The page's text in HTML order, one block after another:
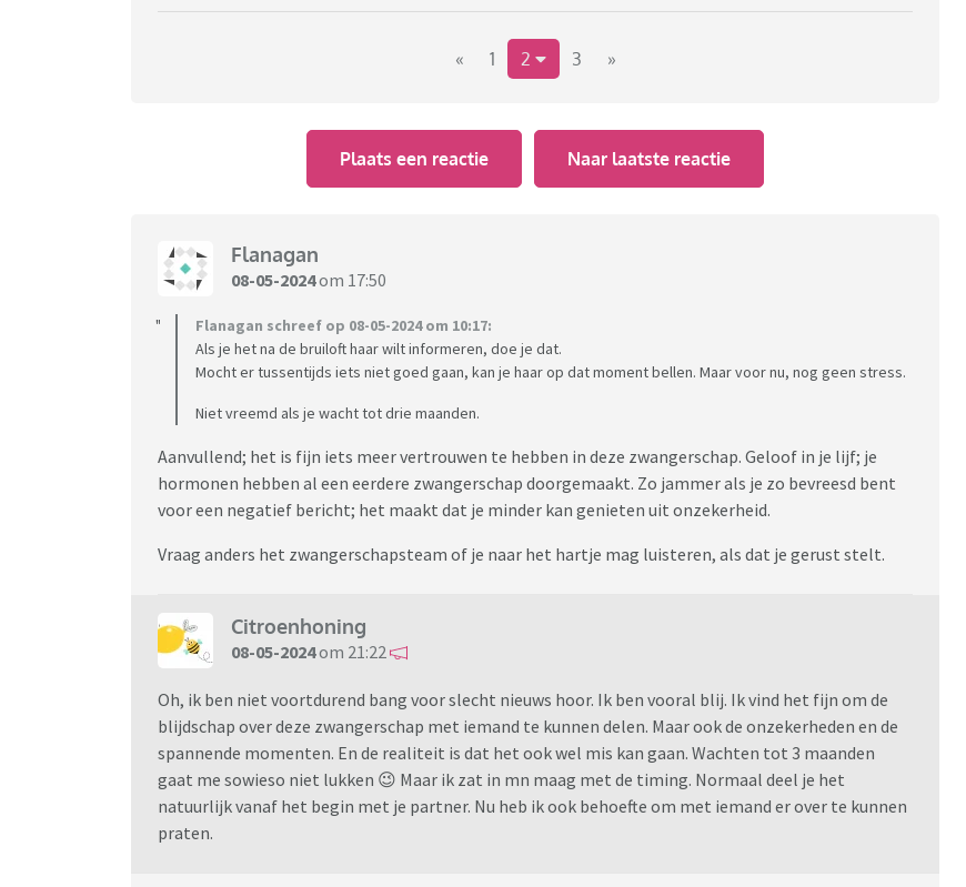
ik gedacht het ná de bruiloft pas te vertellen. Dan heb ik ook de 1e echo, dus dan zou ik haar daarmee
kunnen verrassen. Aan de andere kant; als het mis gaat, of de echo is niet goed dan kan ik haar steun
eerdere miskraam (vóór mijn zoontje). De zwangerschap is dan voor de ander minder 'echt' ofzo. En
sowieso wil ik het graag met íemand delen aangezien ik natuurlijk ook geen partner heb waar ik het
« 1 2 3 »
Plaats een reactie Naar laatste reactie
Flanagan
08-05-2024om 17:50
Flanagan schreef op 08-05-2024 om 10:17:
Als je het na de bruiloft haar wilt informeren, doe je dat.
Mocht er tussentijds iets niet goed gaan, kan je haar op dat moment bellen. Maar voor nu, nog geen stress.
Niet vreemd als je wacht tot drie maanden.
Aanvullend; het is fijn iets meer vertrouwen te hebben in deze zwangerschap. Geloof in je lijf; je
hormonen hebben al een eerdere zwangerschap doorgemaakt. Zo jammer als je zo bevreesd bent
voor een negatief bericht; het maakt dat je minder kan genieten uit onzekerheid.
Vraag anders het zwangerschapsteam of je naar het hartje mag luisteren, als dat je gerust stelt.
Citroenhoning
08-05-2024om 21:22
Oh, ik ben niet voortdurend bang voor slecht nieuws hoor. Ik ben vooral blij. Ik vind het fijn om de
blijdschap over deze zwangerschap met iemand te kunnen delen. Maar ook de onzekerheden en de
spannende momenten. En de realiteit is dat het ook wel mis kan gaan. Wachten tot 3 maanden
gaat me sowieso niet lukken 😉 Maar ik zat in mn maag met de timing. Normaal deel je het
natuurlijk vanaf het begin met je partner. Nu heb ik ook behoefte om met iemand er over te kunnen
praten.